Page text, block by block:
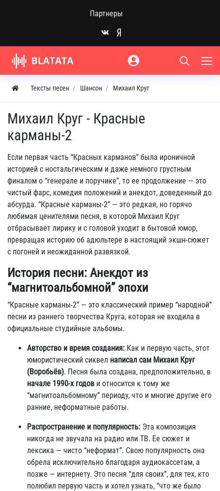
Партнеры
Тексты песен Шансон Михаил Круг
Михаил Круг - Красные
карманы-2
Если первая часть “Красных карманов” была ироничной
историей с ностальгическим и даже немного грустным
финалом о “генерале и поручике”, то ее продолжение — это
чистый фарс, комедия положений и анекдот, доведенный до
абсурда. “Красные карманы-2” — это редкая, но горячо
любимая ценителями песня, в которой Михаил Круг
отбрасывает лирику и с головой уходит в бытовой юмор,
превращая историю об адюльтере в настоящий экшн-сюжет
с погоней и неожиданной развязкой.
История песни: Анекдот из
“магнитоальбомной” эпохи
“Красные карманы-2” — это классический пример “народной”
песни из раннего творчества Круга, которая не входила в
официальные студийные альбомы.
Авторство и время создания: Как и первую часть, этот
юмористический сиквел написал сам Михаил Круг
(Воробьёв). Песня была создана, предположительно, в
начале 1990-х годов и относится к тому же
“магнитоальбомному” периоду, что и многие другие его
ранние, неформатные работы.
Распространение и популярность: Эта композиция
никогда не звучала на радио или ТВ. Ее сюжет и
лексика — чисто “неформат”. Свою популярность она
обрела исключительно благодаря аудиокассетам, а
позже — интернету. Это песня “для своих”, для тех, кто
полюбил первую часть и хотел узнать, “что же было